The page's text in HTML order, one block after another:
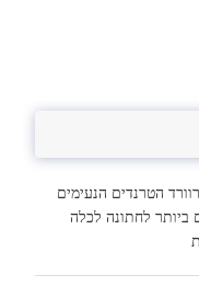
הטרנדים הנעימים
ביותר לחתונה לכלה